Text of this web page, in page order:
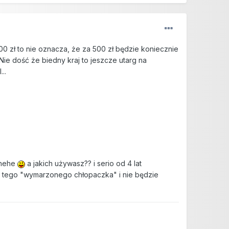
zł to nie oznacza, że za 500 zł będzie koniecznie
dość że biedny kraj to jeszcze utarg na
a jakich używasz?? i serio od 4 lat
"wymarzonego chłopaczka" i nie będzie